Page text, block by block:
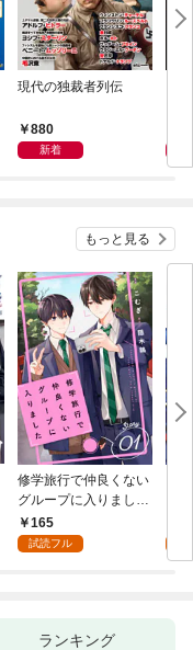
現代の独裁者列伝
880
新着
もっと見る
修学旅行で仲良くない
グループに入りました
【単話版】1巻
165
試読フル
が
ら
ランキング